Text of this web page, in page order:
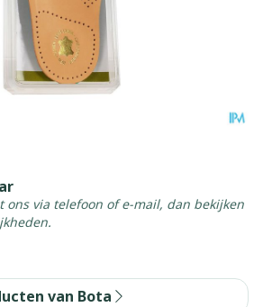
ons via telefoon of e-mail, dan bekijken
van Bota